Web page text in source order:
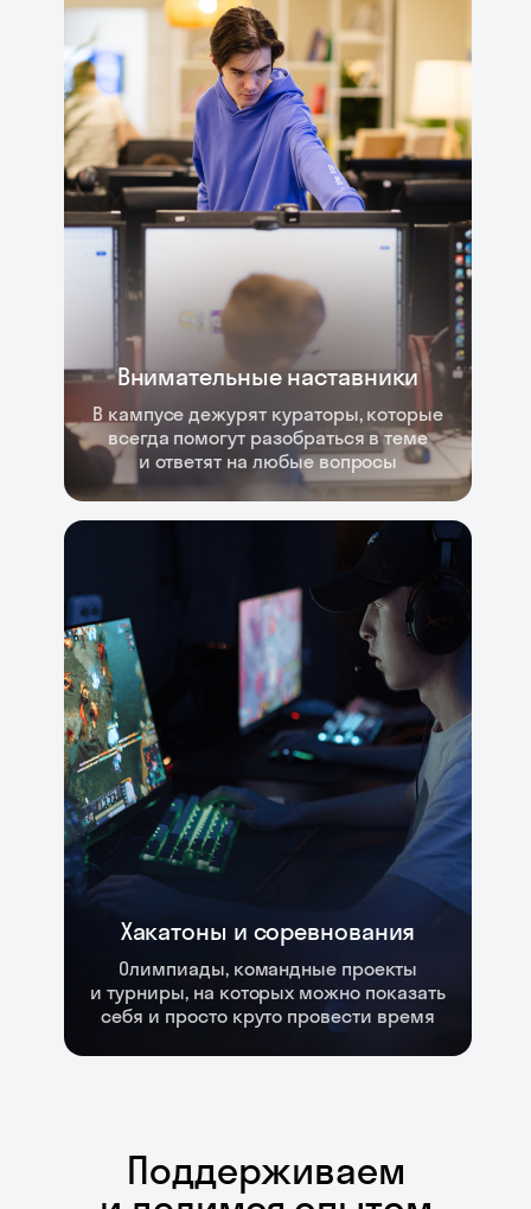
Внимательные наставники
В кампусе дежурят кураторы, которые
всегда помогут разобраться в теме
и ответят на любые вопросы
Хакатоны и соревнования
Олимпиады, командные проекты
и турниры, на которых можно показать
себя и просто круто провести время
Поддерживаем